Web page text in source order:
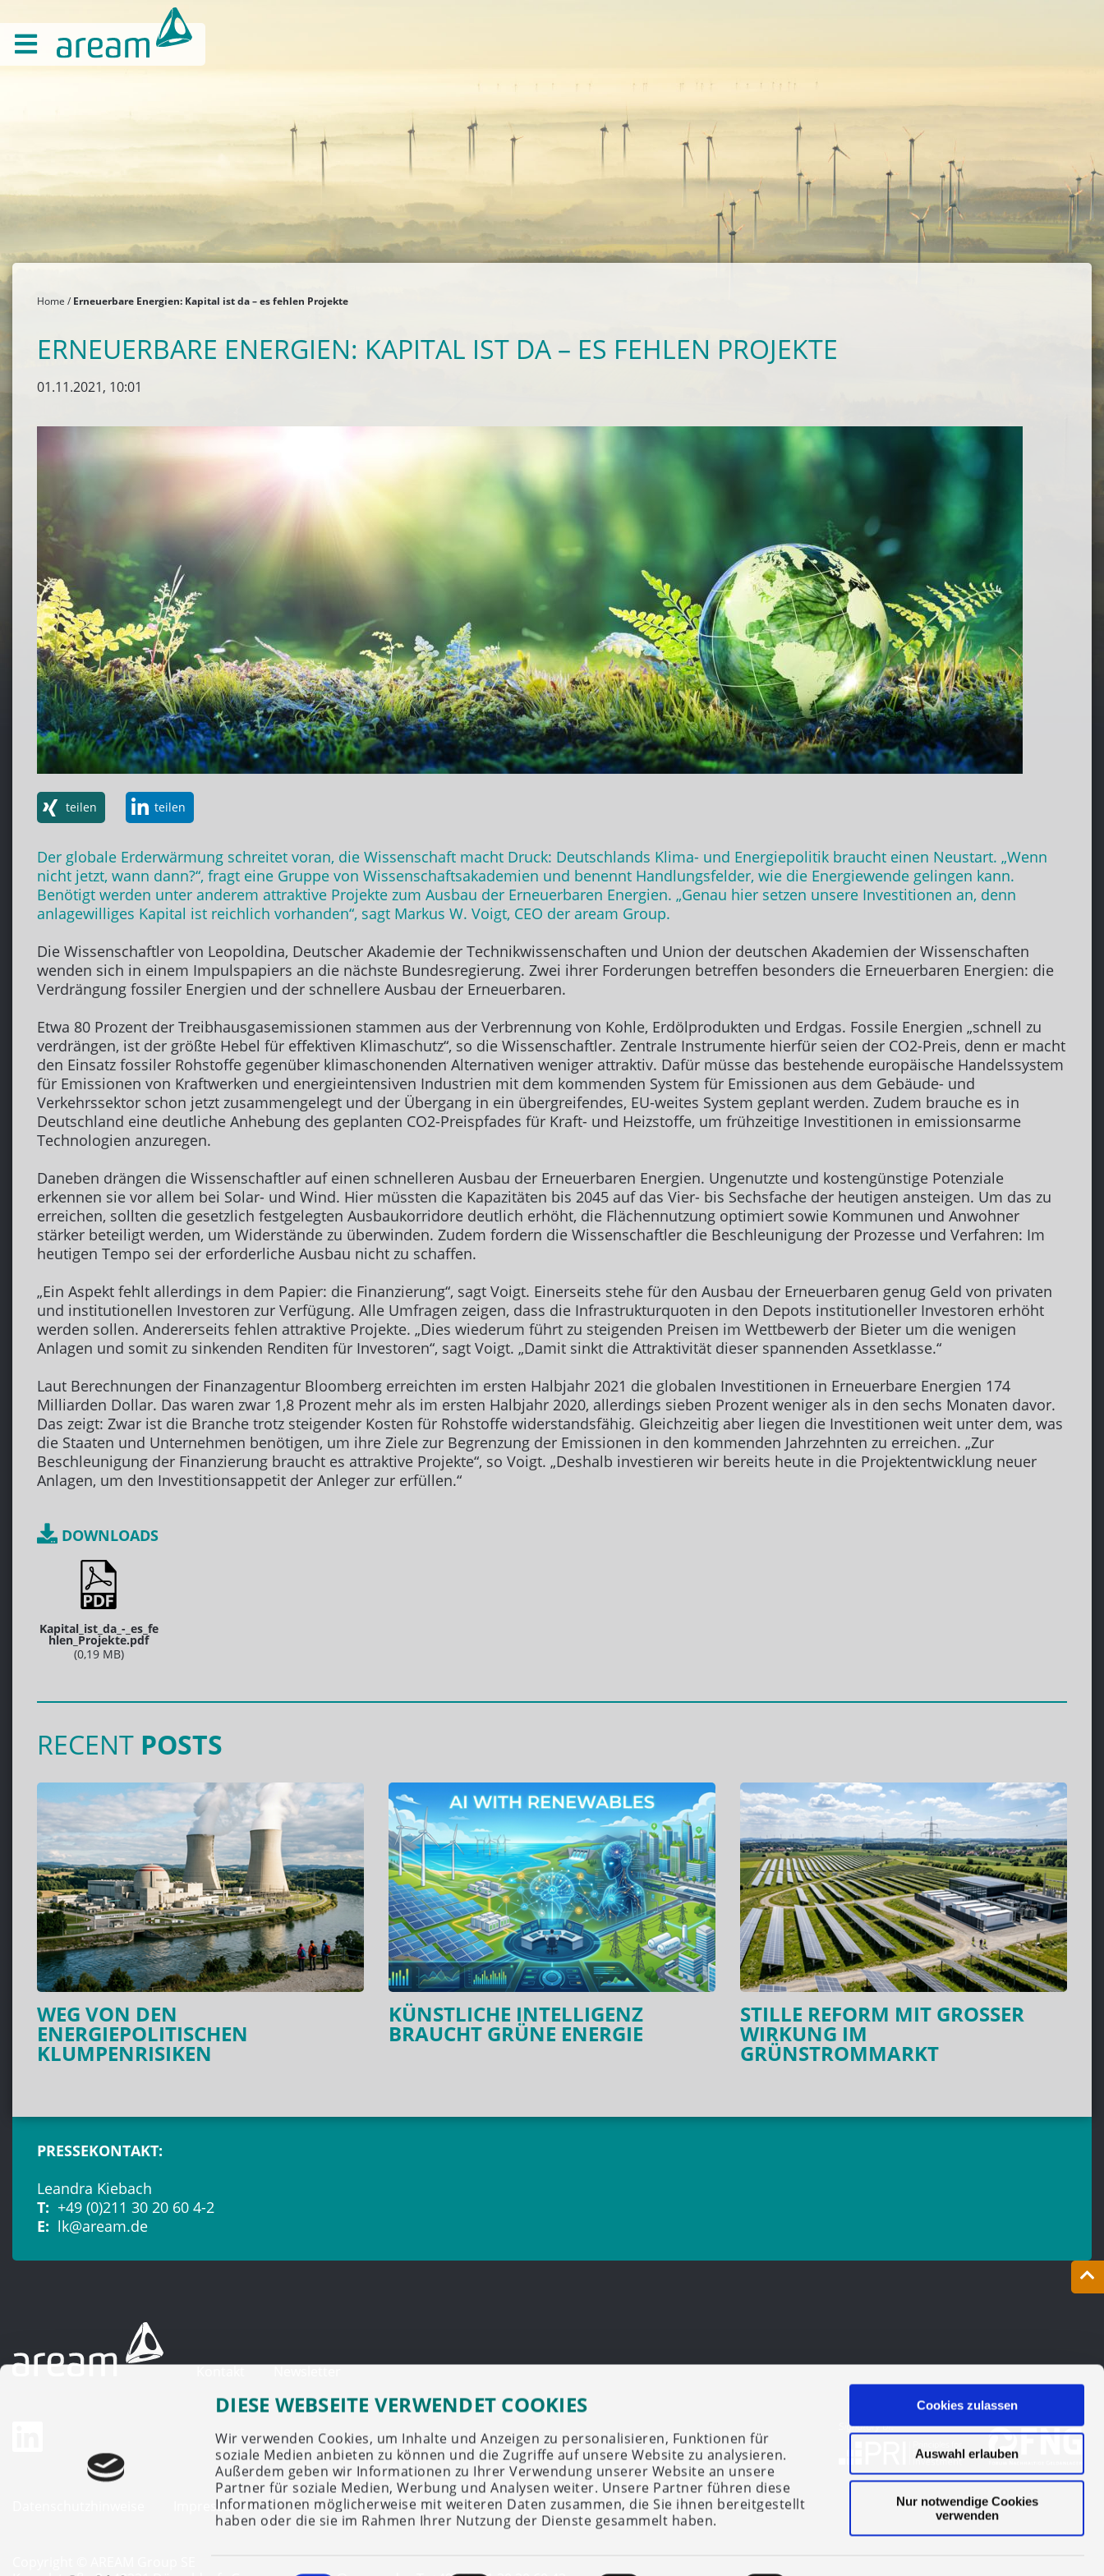
DIESE WEBSEITE VERWENDET COOKIES
Wir verwenden Cookies, um Inhalte und Anzeigen zu personalisieren, Funktionen für
soziale Medien anbieten zu können und die Zugriffe auf unsere Website zu analysieren.
Außerdem geben wir Informationen zu Ihrer Verwendung unserer Website an unsere
Partner für soziale Medien, Werbung und Analysen weiter. Unsere Partner führen diese
Informationen möglicherweise mit weiteren Daten zusammen, die Sie ihnen bereitgestellt
haben oder die sie im Rahmen Ihrer Nutzung der Dienste gesammelt haben.
Cookies zulassen
Auswahl erlauben
Nur notwendige Cookies
verwenden
Home Erneuerbare Energien: Kapital ist da – es fehlen Projekte
ERNEUERBARE ENERGIEN: KAPITAL IST DA – ES FEHLEN PROJEKTE
01.11.2021, 10:01
teilen teilen
Der globale Erderwärmung schreitet voran, die Wissenschaft macht Druck: Deutschlands Klima- und Energiepolitik braucht einen Neustart. „Wenn
nicht jetzt, wann dann?“, fragt eine Gruppe von Wissenschaftsakademien und benennt Handlungsfelder, wie die Energiewende gelingen kann.
Benötigt werden unter anderem attraktive Projekte zum Ausbau der Erneuerbaren Energien. „Genau hier setzen unsere Investitionen an, denn
anlagewilliges Kapital ist reichlich vorhanden“, sagt Markus W. Voigt, CEO der aream Group.
Die Wissenschaftler von Leopoldina, Deutscher Akademie der Technikwissenschaften und Union der deutschen Akademien der Wissenschaften
wenden sich in einem Impulspapiers an die nächste Bundesregierung. Zwei ihrer Forderungen betreffen besonders die Erneuerbaren Energien: die
Verdrängung fossiler Energien und der schnellere Ausbau der Erneuerbaren.
Etwa 80 Prozent der Treibhausgasemissionen stammen aus der Verbrennung von Kohle, Erdölprodukten und Erdgas. Fossile Energien „schnell zu
verdrängen, ist der größte Hebel für effektiven Klimaschutz“, so die Wissenschaftler. Zentrale Instrumente hierfür seien der CO2-Preis, denn er macht
den Einsatz fossiler Rohstoffe gegenüber klimaschonenden Alternativen weniger attraktiv. Dafür müsse das bestehende europäische Handelssystem
für Emissionen von Kraftwerken und energieintensiven Industrien mit dem kommenden System für Emissionen aus dem Gebäude- und
Verkehrssektor schon jetzt zusammengelegt und der Übergang in ein übergreifendes, EU-weites System geplant werden. Zudem brauche es in
Deutschland eine deutliche Anhebung des geplanten CO2-Preispfades für Kraft- und Heizstoffe, um frühzeitige Investitionen in emissionsarme
Technologien anzuregen.
Daneben drängen die Wissenschaftler auf einen schnelleren Ausbau der Erneuerbaren Energien. Ungenutzte und kostengünstige Potenziale
erkennen sie vor allem bei Solar- und Wind. Hier müssten die Kapazitäten bis 2045 auf das Vier- bis Sechsfache der heutigen ansteigen. Um das zu
erreichen, sollten die gesetzlich festgelegten Ausbaukorridore deutlich erhöht, die Flächennutzung optimiert sowie Kommunen und Anwohner
stärker beteiligt werden, um Widerstände zu überwinden. Zudem fordern die Wissenschaftler die Beschleunigung der Prozesse und Verfahren: Im
heutigen Tempo sei der erforderliche Ausbau nicht zu schaffen.
„Ein Aspekt fehlt allerdings in dem Papier: die Finanzierung“, sagt Voigt. Einerseits stehe für den Ausbau der Erneuerbaren genug Geld von privaten
und institutionellen Investoren zur Verfügung. Alle Umfragen zeigen, dass die Infrastrukturquoten in den Depots institutioneller Investoren erhöht
werden sollen. Andererseits fehlen attraktive Projekte. „Dies wiederum führt zu steigenden Preisen im Wettbewerb der Bieter um die wenigen
Anlagen und somit zu sinkenden Renditen für Investoren“, sagt Voigt. „Damit sinkt die Attraktivität dieser spannenden Assetklasse.“
Laut Berechnungen der Finanzagentur Bloomberg erreichten im ersten Halbjahr 2021 die globalen Investitionen in Erneuerbare Energien 174
Milliarden Dollar. Das waren zwar 1,8 Prozent mehr als im ersten Halbjahr 2020, allerdings sieben Prozent weniger als in den sechs Monaten davor.
Das zeigt: Zwar ist die Branche trotz steigender Kosten für Rohstoffe widerstandsfähig. Gleichzeitig aber liegen die Investitionen weit unter dem, was
die Staaten und Unternehmen benötigen, um ihre Ziele zur Begrenzung der Emissionen in den kommenden Jahrzehnten zu erreichen. „Zur
Beschleunigung der Finanzierung braucht es attraktive Projekte“, so Voigt. „Deshalb investieren wir bereits heute in die Projektentwicklung neuer
Anlagen, um den Investitionsappetit der Anleger zur erfüllen.“
DOWNLOADS
Kapital_ist_da_-_es_fe
hlen_Projekte.pdf
(0,19 MB)
RECENT POSTS
WEG VON DEN
ENERGIEPOLITISCHEN
KLUMPENRISIKEN
KÜNSTLICHE INTELLIGENZ
BRAUCHT GRÜNE ENERGIE
STILLE REFORM MIT GROSSER W
IRKUNG IM G
RÜNSTROMMARKT
PRESSEKONTAKT:
Leandra Kiebach
T: +49 (0)211 30 20 60 4-2
E: lk@aream.de
Impressum